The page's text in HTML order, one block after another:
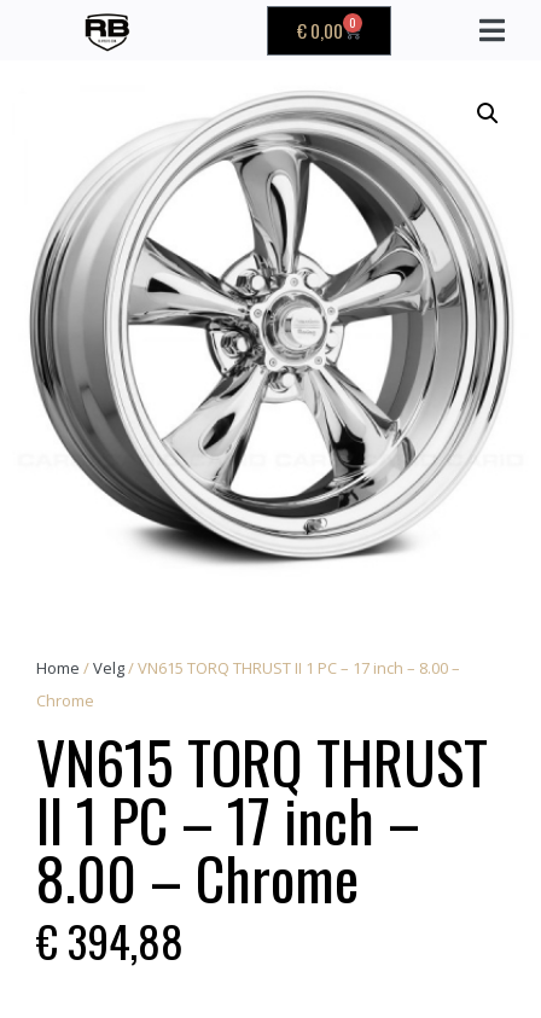
€0,00 0
Home /Velg/ VN615 TORQ THRUST II 1 PC – 17 inch – 8.00 –
Chrome
VN615 TORQ THRUST
II 1 PC – 17 inch –
8.00 – Chrome
€394,88